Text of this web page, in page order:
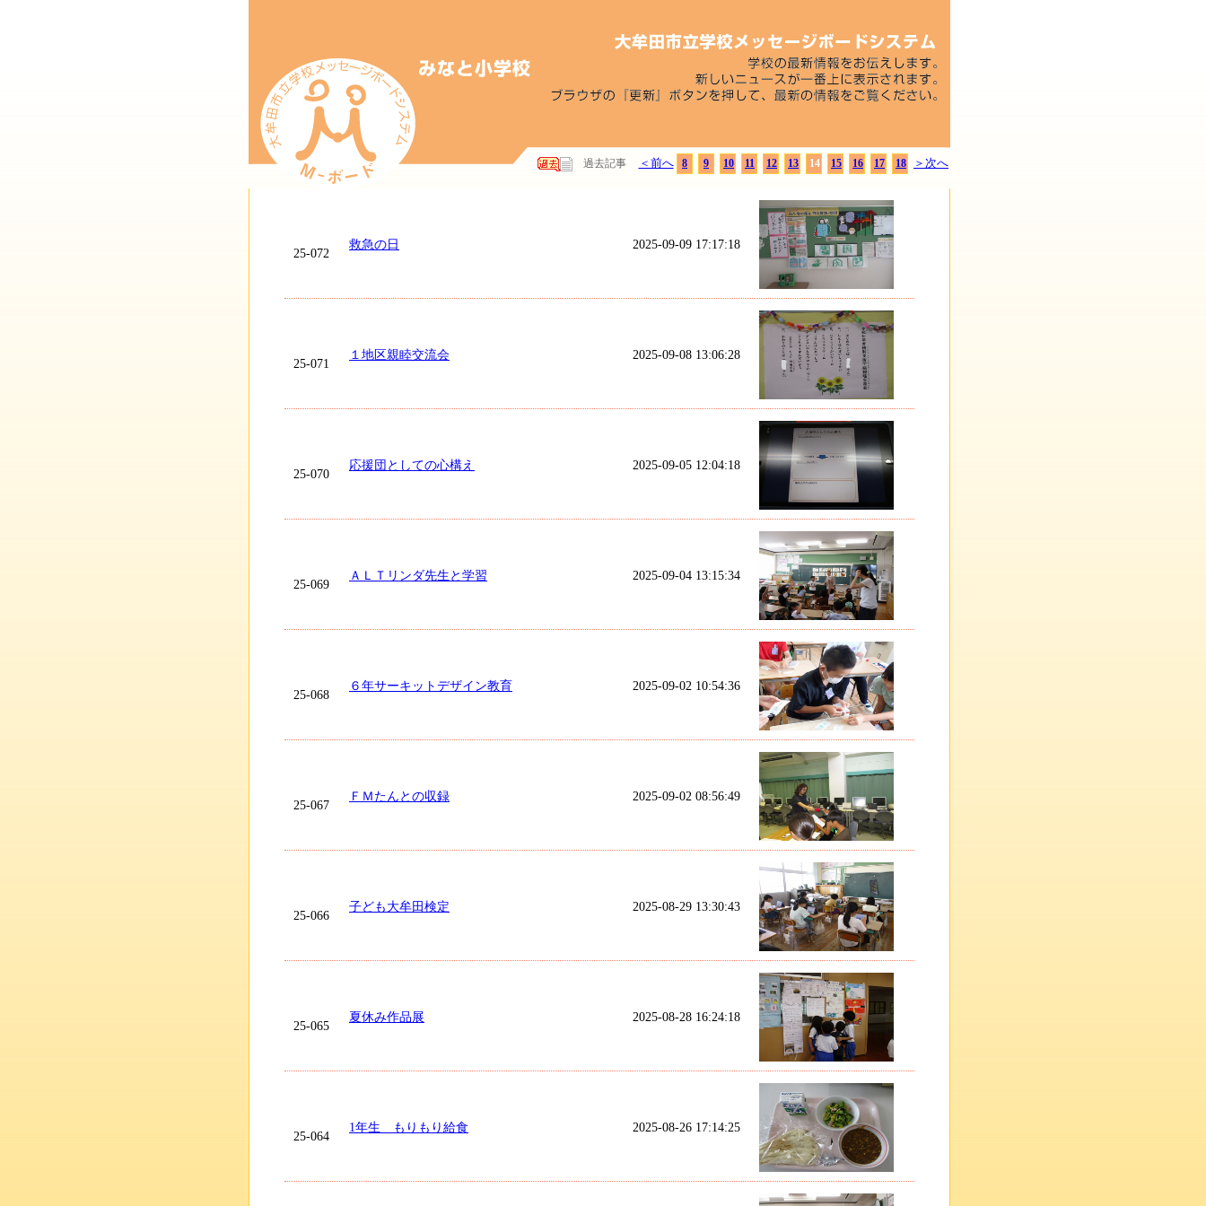
過去記事 ＜前へ 8 9 10 11 12 13 14 15 16 17 18 ＞次へ
25-072
救急の日 2025-09-09 17:17:18
25-071
１地区親睦交流会 2025-09-08 13:06:28
25-070
応援団としての心構え 2025-09-05 12:04:18
25-069
ＡＬＴリンダ先生と学習 2025-09-04 13:15:34
25-068
６年サーキットデザイン教育 2025-09-02 10:54:36
25-067
ＦＭたんとの収録 2025-09-02 08:56:49
25-066
子ども大牟田検定 2025-08-29 13:30:43
25-065
夏休み作品展 2025-08-28 16:24:18
25-064
1年生 もりもり給食 2025-08-26 17:14:25